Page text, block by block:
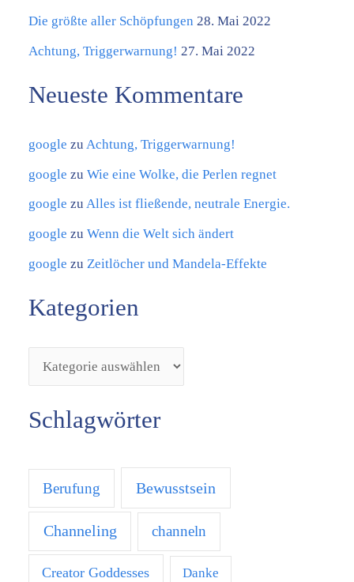
Die größte aller Schöpfungen 28. Mai 2022
Achtung, Triggerwarnung! 27. Mai 2022
Neueste Kommentare
google zuAchtung, Triggerwarnung!
google zuWie eine Wolke, die Perlen regnet
google zuAlles ist fließende, neutrale Energie.
google zuWenn die Welt sich ändert
google zuZeitlöcher und Mandela-Effekte
Kategorien
o
e
Schlagwörter
Berufung Bewusstsein
Channeling channeln
Creator Goddesses Danke